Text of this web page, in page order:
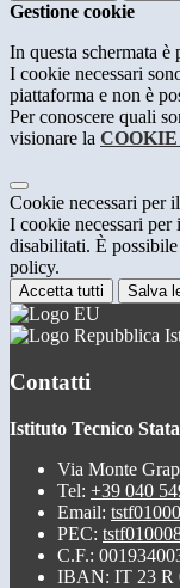
Gestione cookie
In questa schermata
I cookie necessari
piattaforma e non è
Per conoscere quali
visionare la
Cookie necessari per
I cookie necessari per
disabilitati. È
policy.
Accetta tutti Salva
Contatti
Istituto Tecnico
Via Monte
Tel: +39 040
Email:
PEC:
C.F.:
IBAN: IT 23 R